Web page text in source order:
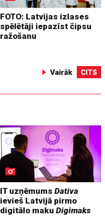
FOTO: Latvijas izlases
spēlētāji iepazīst čipsu
ražošanu
Vairāk CITS
IT uzņēmumsDativa
ievieš Latvijā pirmo
digitālo makuDigimaks